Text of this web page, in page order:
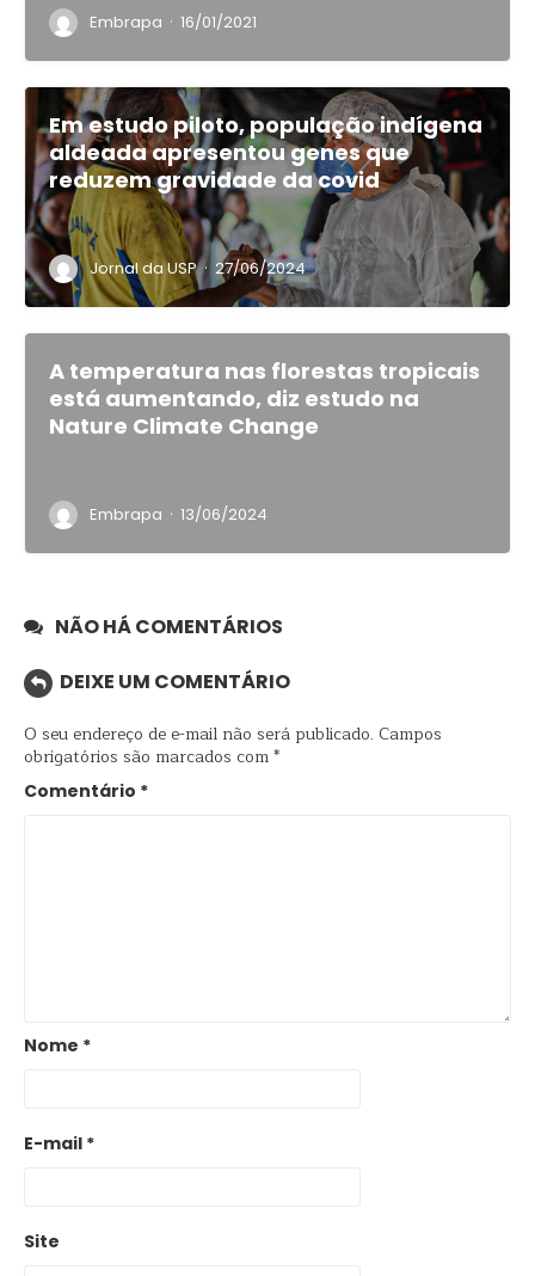
Embrapa · 16/01/2021
Em estudo piloto, população indígena
aldeada apresentou genes que
reduzem gravidade da covid
Jornal da USP · 27/06/2024
A temperatura nas florestas tropicais
está aumentando, diz estudo na
Nature Climate Change
Embrapa · 13/06/2024
NÃO HÁ COMENTÁRIOS
DEIXE UM COMENTÁRIO
O seu endereço de e-mail não será publicado. Campos
obrigatórios são marcados com*
Comentário *
Nome *
E-mail *
Site